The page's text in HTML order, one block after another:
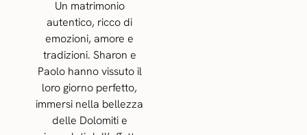
Un matrimonio
autentico, ricco di
emozioni, amore e
tradizioni. Sharon e
Paolo hanno vissuto il
loro giorno perfetto,
immersi nella bellezza
delle Dolomiti e